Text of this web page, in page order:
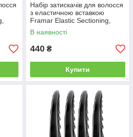
Набір затискачів для волосся
з еластичною вставкою
Framar Elastic Sectioning,
чорні, 4 шт (91000)
В наявності
440 ₴
Купити